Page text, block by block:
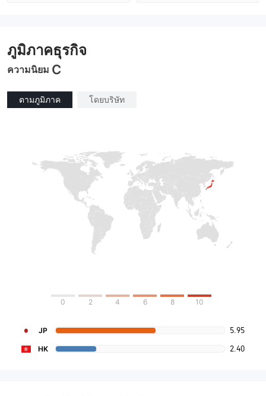
ภูมิภาคธุรกิจ
ความนิยม C
ตามภูมิภาค โดยบริษัท
0 2 4 6 8 10
JP 5.95
HK 2.40